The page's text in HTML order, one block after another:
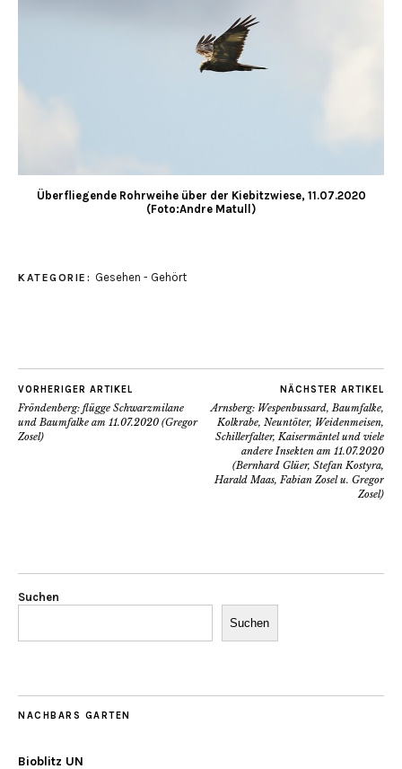
Überfliegende Rohrweihe über der Kiebitzwiese, 11.07.2020
(Foto:Andre Matull)
KATEGORIE: Gesehen - Gehört
VORHERIGER ARTIKEL
Fröndenberg: flügge Schwarzmilane
und Baumfalke am 11.07.2020 (Gregor
Zosel)
NÄCHSTER ARTIKEL
Arnsberg: Wespenbussard, Baumfalke,
Kolkrabe, Neuntöter, Weidenmeisen,
Schillerfalter, Kaisermäntel und viele
andere Insekten am 11.07.2020
(Bernhard Glüer, Stefan Kostyra,
Harald Maas, Fabian Zosel u. Gregor
Zosel)
Suchen
Suchen
NACHBARS GARTEN
Bioblitz UN